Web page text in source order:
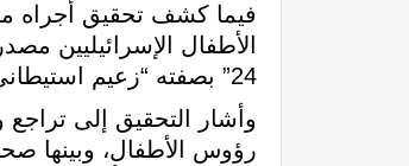
فيما كشف تحقيق أجراه
الأطفال الإسرائيليين
24” بصفته “زعيم استيطاني متطرف”.
وأشار التحقيق إلى تراجع
رؤوس الأطفال، وبينها